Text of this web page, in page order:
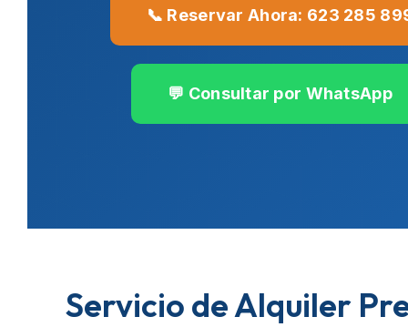
📞 Reservar Ahora: 623 285
💬 Consultar por WhatsApp
Servicio de Alquiler